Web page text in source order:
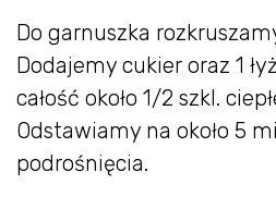
Do garnuszka
Dodajemy cukier oraz 1
całość około 1/2 szkl.
Odstawiamy na około 5
podrośnięcia.